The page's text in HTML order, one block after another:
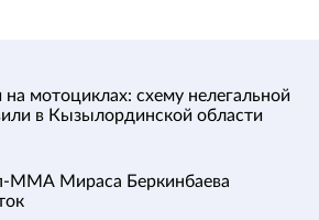
мотоциклах: схему нелегальной
в Кызылординской области
ММА Мираса Беркинбаева